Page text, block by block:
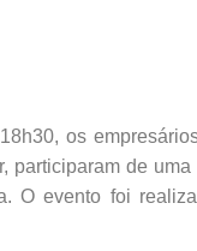
os
de uma
O evento foi